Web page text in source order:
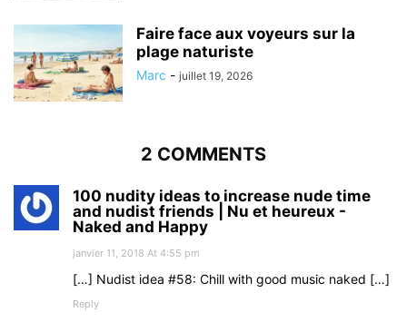
Faire face aux voyeurs sur la
plage naturiste
Marc - juillet 19, 2026
2 COMMENTS
100 nudity ideas to increase nude time
and nudist friends | Nu et heureux -
Naked and Happy
janvier 11, 2018 At 4:55 pm
[…] Nudist idea #58: Chill with good music naked […]
Reply